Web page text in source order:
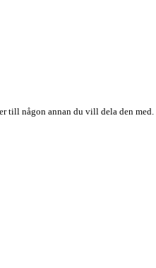
till någon annan du vill dela den med.